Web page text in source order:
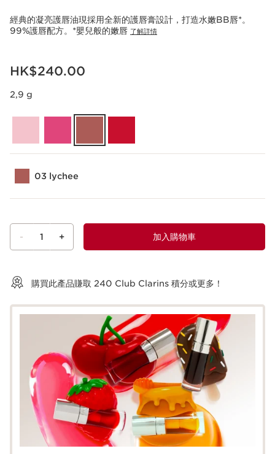
經典的凝亮護唇油現採用全新的護唇膏設計，打造水嫩BB唇*。
99%護唇配方。*嬰兒般的嫩唇 了解詳情
現在價格HK$240.00
HK$240.00
2,9 g
03 lychee
- 1 + 加入購物車
購買此產品賺取 240 Club Clarins 積分或更多！